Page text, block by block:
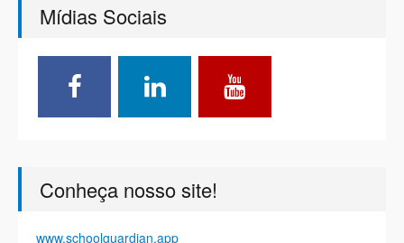
Mídias Sociais
Conheça nosso site!
www.schoolguardian.app